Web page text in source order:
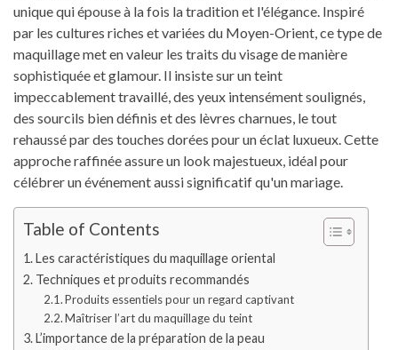
unique qui épouse à la fois la tradition et l'élégance. Inspiré
par les cultures riches et variées du Moyen-Orient, ce type de
maquillage met en valeur les traits du visage de manière
sophistiquée et glamour. Il insiste sur un teint
impeccablement travaillé, des yeux intensément soulignés,
des sourcils bien définis et des lèvres charnues, le tout
rehaussé par des touches dorées pour un éclat luxueux. Cette
approche raffinée assure un look majestueux, idéal pour
célébrer un événement aussi significatif qu'un mariage.
Table of Contents
Les caractéristiques du maquillage oriental
Techniques et produits recommandés
Produits essentiels pour un regard captivant
Maîtriser l’art du maquillage du teint
L’importance de la préparation de la peau